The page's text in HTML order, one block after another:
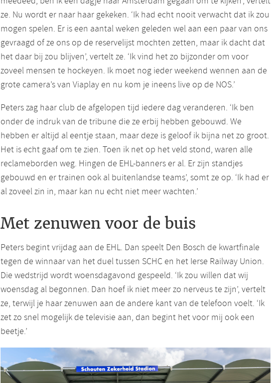
ze. Nu wordt er naar haar gekeken. ‘Ik had echt nooit verwacht dat ik zou
mogen spelen. Er is een aantal weken geleden wel aan een paar van ons
gevraagd of ze ons op de reservelijst mochten zetten, maar ik dacht dat
het daar bij zou blijven’, vertelt ze. ‘Ik vind het zo bijzonder om voor
zoveel mensen te hockeyen. Ik moet nog ieder weekend wennen aan de
grote camera’s van Viaplay en nu kom je ineens live op de NOS.’
Peters zag haar club de afgelopen tijd iedere dag veranderen. ‘Ik ben
onder de indruk van de tribune die ze erbij hebben gebouwd. We
hebben er altijd al eentje staan, maar deze is geloof ik bijna net zo groot.
Het is echt gaaf om te zien. Toen ik net op het veld stond, waren alle
reclameborden weg. Hingen de EHL-banners er al. Er zijn standjes
gebouwd en er trainen ook al buitenlandse teams’, somt ze op. ‘Ik had er
al zoveel zin in, maar kan nu echt niet meer wachten.’
Met zenuwen voor de buis
Peters begint vrijdag aan de EHL. Dan speelt Den Bosch de kwartfinale
tegen de winnaar van het duel tussen SCHC en het Ierse Railway Union.
Die wedstrijd wordt woensdagavond gespeeld. ‘Ik zou willen dat wij
woensdag al begonnen. Dan hoef ik niet meer zo nerveus te zijn’, vertelt
ze, terwijl je haar zenuwen aan de andere kant van de telefoon voelt. ‘Ik
zet zo snel mogelijk de televisie aan, dan begint het voor mij ook een
beetje.’